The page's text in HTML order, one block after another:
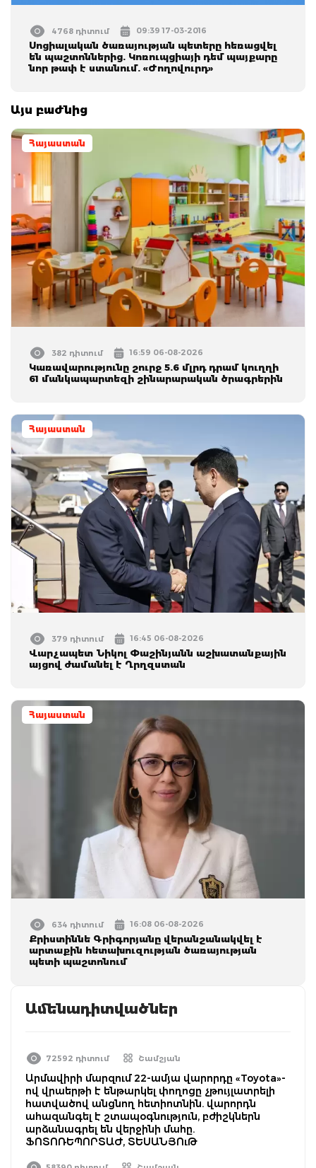
4768 դիտում 09:39 17-03-2016
Սոցիալական ծառայության պետերը հեռացվել
են պաշտոններից. Կոռուպցիայի դեմ պայքարը
նոր թափ է ստանում. «Ժողովուրդ»
Այս բաժնից
Հայաստան
382 դիտում 16:59 06-08-2026
Կառավարությունը շուրջ 5.6 մլրդ դրամ կուղղի
61 մանկապարտեզի շինարարական ծրագրերին
Հայաստան
379 դիտում 16:45 06-08-2026
Վարչապետ Նիկոլ Փաշինյանն աշխատանքային
այցով ժամանել է Ղրղզստան
Հայաստան
634 դիտում 16:08 06-08-2026
Քրիստիննե Գրիգորյանը վերանշանակվել է
արտաքին հետախուզության ծառայության
պետի պաշտոնում
Ամենադիտվածներ
72592 դիտում Շամշյան
Արմավիրի մարզում 22-ամյա վարորդը «Toyota»-
ով վրաերթի է ենթարկել փողոցը չթույլատրելի
հատվածով անցնող հետիոտնին. վարորդն
ահազանգել է շտապօգնություն, բժիշկներն
արձանագրել են վերջինի մահը.
ՖՈՏՈՌԵՊՈՐՏԱԺ, ՏԵՍԱՆՅՈւԹ